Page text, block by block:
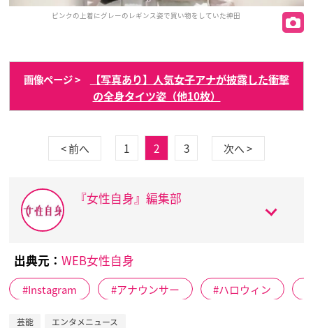
ピンクの上着にグレーのレギンス姿で買い物をしていた神田
画像ページ >
【写真あり】人気女子アナが披露した衝撃
の全身タイツ姿（他10枚）
< 前へ 1 2 3 次へ >
『女性自身』編集部
出典元： WEB女性自身
Instagram アナウンサー ハロウィン
芸能 エンタメニュース